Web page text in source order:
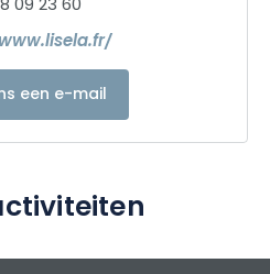
ontdekken met Lisela!
09 23 60
een e-mail